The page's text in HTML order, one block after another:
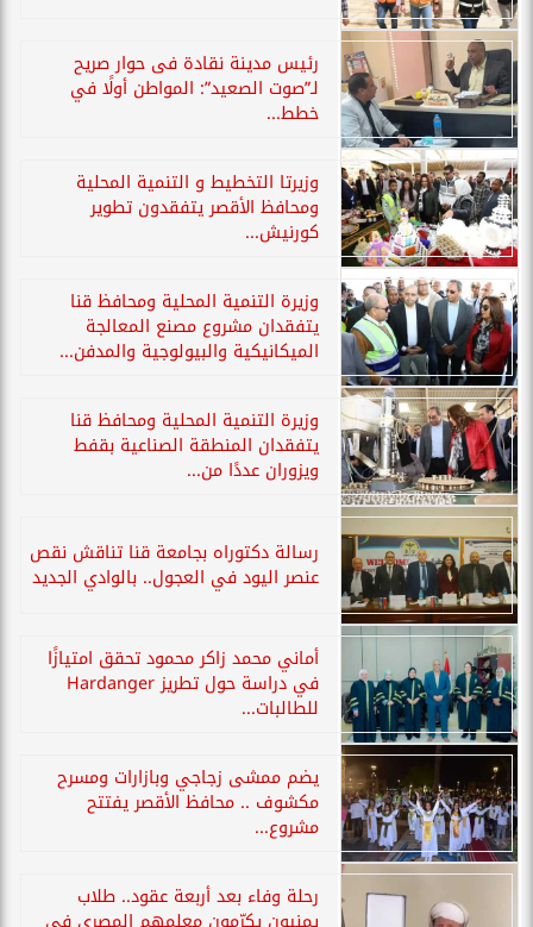
رئيس مدينة نقادة فى حوار صريح
لـ”صوت الصعيد”: المواطن أولًا في
خطط...
وزيرتا التخطيط و التنمية المحلية
ومحافظ الأقصر يتفقدون تطوير
كورنيش...
وزيرة التنمية المحلية ومحافظ قنا
يتفقدان مشروع مصنع المعالجة
الميكانيكية والبيولوجية والمدفن...
وزيرة التنمية المحلية ومحافظ قنا
يتفقدان المنطقة الصناعية بقفط
ويزوران عددًا من...
رسالة دكتوراه بجامعة قنا تناقش نقص
عنصر اليود في العجول.. بالوادي الجديد
أماني محمد زاكر محمود تحقق امتيازًا
في دراسة حول تطريز Hardanger
للطالبات...
يضم ممشى زجاجي وبازارات ومسرح
مكشوف .. محافظ الأقصر يفتتح
مشروع...
رحلة وفاء بعد أربعة عقود.. طلاب